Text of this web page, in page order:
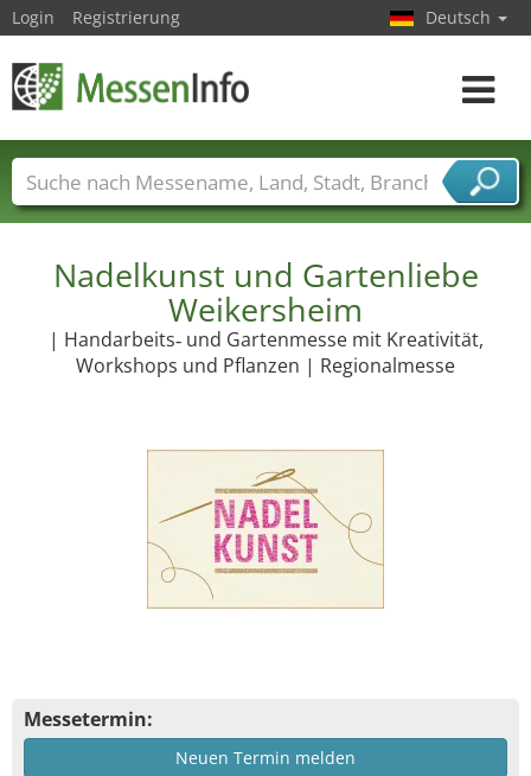
Nadelkunst und Gartenliebe
Weikersheim
| Handarbeits‑ und Gartenmesse mit Kreativität,
Workshops und Pflanzen | Regionalmesse
Messetermin:
Neuen Termin melden
Login Registrierung Deutsch
Toggle
Messenamen Länder Städte
Branchen